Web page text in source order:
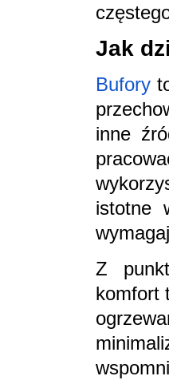
Jak
Bufory
inne
istotne
Z
komfort